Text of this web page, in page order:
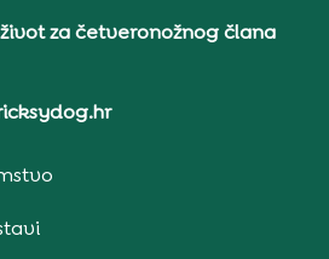
za četveronožnog člana